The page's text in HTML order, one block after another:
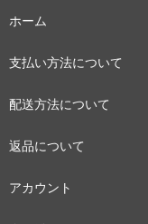
ホーム
支払い方法について
配送方法について
返品について
アカウント